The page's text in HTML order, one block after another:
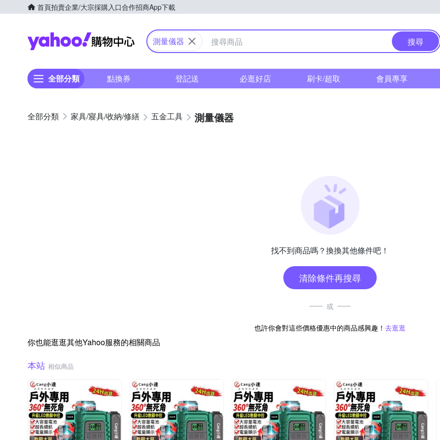
首頁拍賣企業/大宗採購入口合作招商App下載
Yahoo購物中心
測量儀器 搜尋
全部分類 點換券 登記送 必逛好店 刷卡/超取 會員專享
家具/寢具/收納/修繕 五金工具 測量儀器
找不到商品嗎？換換其他條件吧！
清除條件再搜尋
或
也許你會對這些價格優惠中的商品感興趣！ 去逛逛
你也能逛逛其他Yahoo服務的相關商品
本站 相似商品